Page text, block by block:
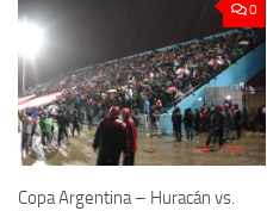
0
Copa Argentina – Huracán vs.